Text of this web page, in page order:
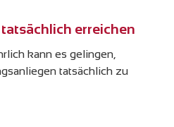
erreichen
kann es gelingen,
tatsächlich zu